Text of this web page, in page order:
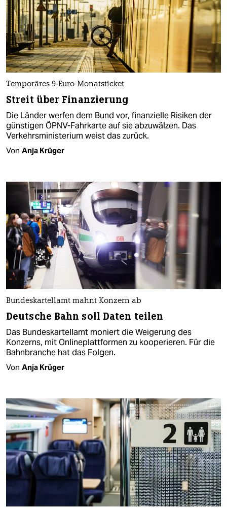
Temporäres 9-Euro-Monatsticket
Streit über Finanzierung
Die Länder werfen dem Bund vor, finanzielle Risiken der
günstigen ÖPNV-Fahrkarte auf sie abzuwälzen. Das
Verkehrsministerium weist das zurück.
Von Anja Krüger
Bundeskartellamt mahnt Konzern ab
Deutsche Bahn soll Daten teilen
Das Bundeskartellamt moniert die Weigerung des
Konzerns, mit Onlineplattformen zu kooperieren. Für die
Bahnbranche hat das Folgen.
Von Anja Krüger